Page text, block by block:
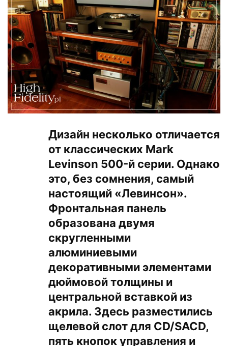
Дизайн несколько отличается
от классических Mark
Levinson 500-й серии. Однако
это, без сомнения, самый
настоящий «Левинсон».
Фронтальная панель
образована двумя
скругленными
алюминиевыми
декоративными элементами
дюймовой толщины и
центральной вставкой из
акрила. Здесь разместились
щелевой слот для CD/SACD,
пять кнопок управления и